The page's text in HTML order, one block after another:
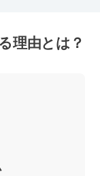
理由とは？